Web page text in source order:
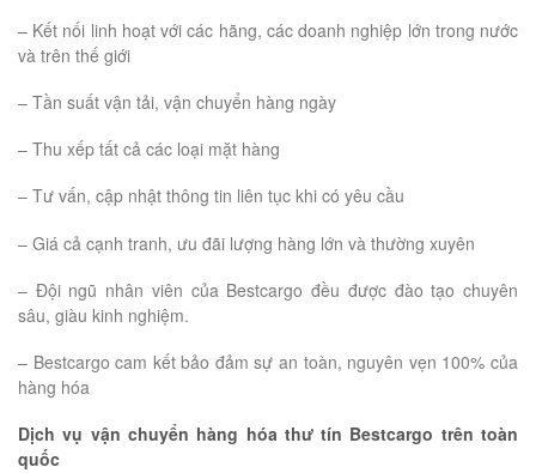
– Kết nối linh hoạt với các hãng, các doanh nghiệp lớn trong nước
và trên thế giới
– Tần suất vận tải, vận chuyển hàng ngày
– Thu xếp tất cả các loại mặt hàng
– Tư vấn, cập nhật thông tin liên tục khi có yêu cầu
– Giá cả cạnh tranh, ưu đãi lượng hàng lớn và thường xuyên
– Đội ngũ nhân viên của Bestcargo đều được đào tạo chuyên
sâu, giàu kinh nghiệm.
– Bestcargo cam kết bảo đảm sự an toàn, nguyên vẹn 100% của
hàng hóa
Dịch vụ vận chuyển hàng hóa thư tín Bestcargo trên toàn
quốc